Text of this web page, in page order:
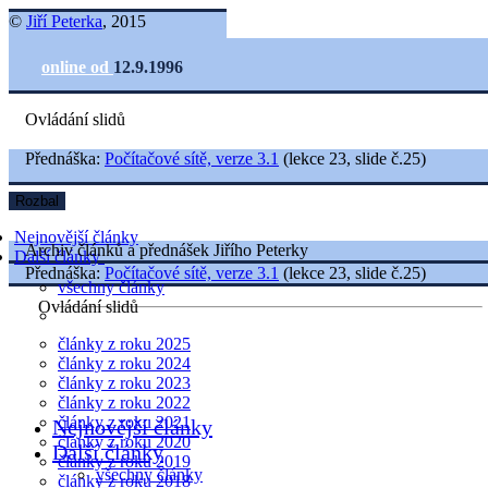
© Jiří Peterka, 2015
online od 12.9.1996
Ovládání slidů
Nejnovější články
Další články
všechny články
články z roku 2025
články z roku 2024
články z roku 2023
články z roku 2022
články z roku 2021
články z roku 2020
články z roku 2019
články z roku 2018
Přednáška: Počítačové sítě, verze 3.1 (lekce 23, slide č.25)
Rozbal
Archiv článků a přednášek Jiřího Peterky
Přednáška: Počítačové sítě, verze 3.1 (lekce 23, slide č.25)
Ovládání slidů
Nejnovější články
Další články
všechny články